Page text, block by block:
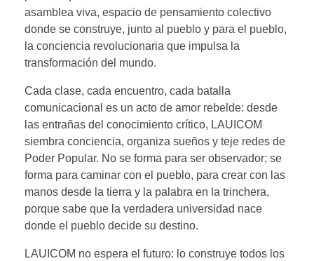
asamblea viva, espacio de pensamiento colectivo
donde se construye, junto al pueblo y para el pueblo,
la conciencia revolucionaria que impulsa la
transformación del mundo.
Cada clase, cada encuentro, cada batalla
comunicacional es un acto de amor rebelde: desde
las entrañas del conocimiento crítico, LAUICOM
siembra conciencia, organiza sueños y teje redes de
Poder Popular. No se forma para ser observador; se
forma para caminar con el pueblo, para crear con las
manos desde la tierra y la palabra en la trinchera,
porque sabe que la verdadera universidad nace
donde el pueblo decide su destino.
LAUICOM no espera el futuro: lo construye todos los